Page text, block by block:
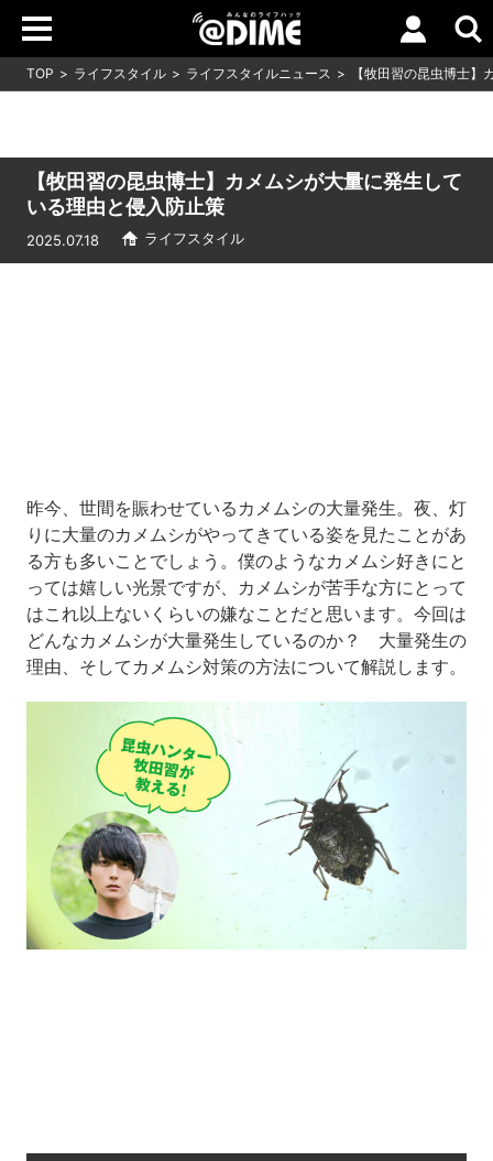
TOP ライフスタイル ライフスタイルニュース 【牧田習の昆虫博士
【牧田習の昆虫博士】カメムシが大量に発生して
いる理由と侵入防止策
2025.07.18 ライフスタイル
昨今、世間を賑わせているカメムシの大量発生。夜、灯
りに大量のカメムシがやってきている姿を見たことがあ
る方も多いことでしょう。僕のようなカメムシ好きにと
っては嬉しい光景ですが、カメムシが苦手な方にとって
はこれ以上ないくらいの嫌なことだと思います。今回は
どんなカメムシが大量発生しているのか？ 大量発生の
理由、そしてカメムシ対策の方法について解説します。